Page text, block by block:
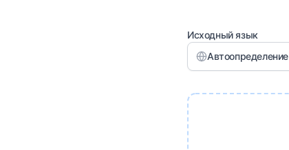
Исходный язык
Автоопределение